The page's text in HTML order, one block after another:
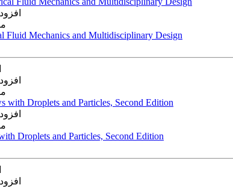
Fluid Mechanics and Multidisciplinary Design
Droplets and Particles, Second Edition